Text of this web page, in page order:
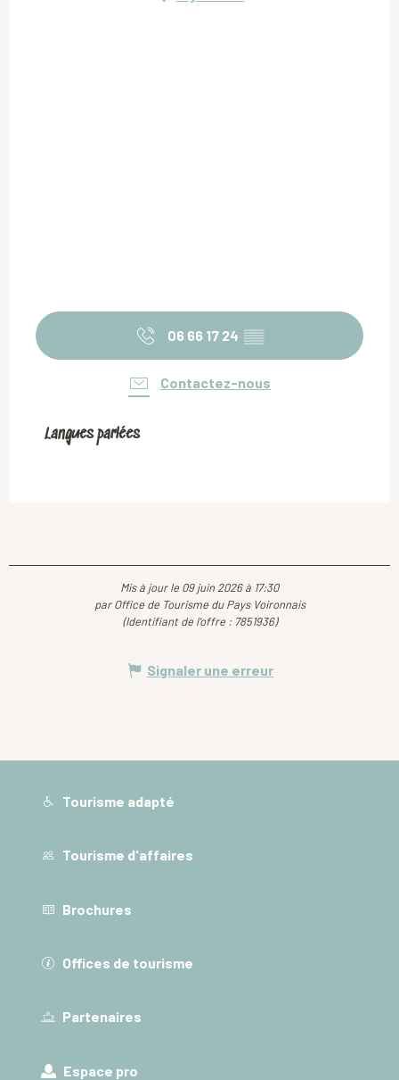
06 66 17 24 ▒▒
Contactez-nous
Langues parlées
Langues parlées
Mis à jour le 09 juin 2026 à 17:30
par Office de Tourisme du Pays Voironnais
(Identifiant de l'offre : 7851936)
Signaler une erreur
Tourisme adapté
Tourisme d'affaires
Brochures
Offices de tourisme
Partenaires
Espace pro